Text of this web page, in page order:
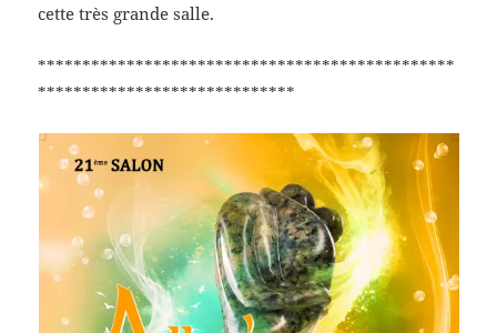
cette très grande salle.
***********************************************
*****************************